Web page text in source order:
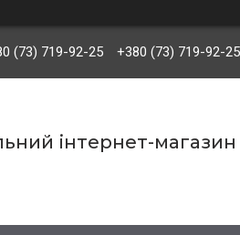
(73) 719-92-25 +380 (73) 719-92-25
інтернет-